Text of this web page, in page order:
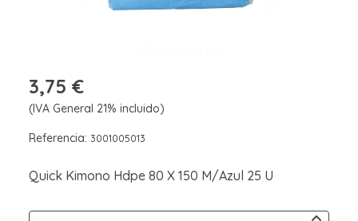
3,75 €
(IVA General 21% incluido)
Referencia: 3001005013
Quick Kimono Hdpe 80 X 150 M/Azul 25 U